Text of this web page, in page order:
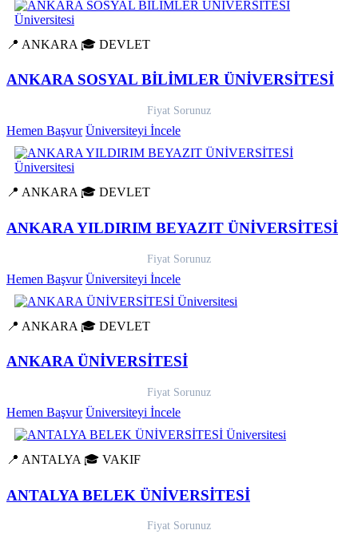
📍 ANKARA 🎓 DEVLET
ANKARA SOSYAL BİLİMLER ÜNİVERSİTESİ
Fiyat Sorunuz
Hemen Başvur Üniversiteyi İncele
📍 ANKARA 🎓 DEVLET
ANKARA YILDIRIM BEYAZIT ÜNİVERSİTESİ
Fiyat Sorunuz
Hemen Başvur Üniversiteyi İncele
📍 ANKARA 🎓 DEVLET
ANKARA ÜNİVERSİTESİ
Fiyat Sorunuz
Hemen Başvur Üniversiteyi İncele
📍 ANTALYA 🎓 VAKIF
ANTALYA BELEK ÜNİVERSİTESİ
Fiyat Sorunuz